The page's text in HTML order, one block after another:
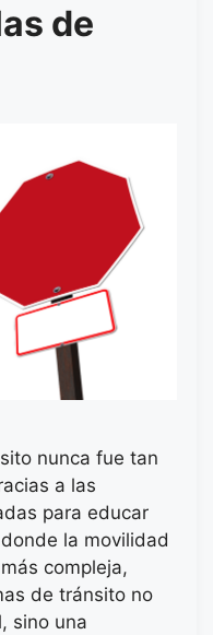
de
nunca fue tan
a las
para educar
la movilidad
compleja,
de tránsito no
sino una